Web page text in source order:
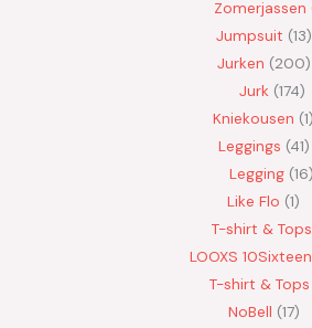
Zomerjassen
Jumpsuit 13
Jurken 200
Jurk 174
Kniekousen 1
Leggings 41
Legging 16
Like Flo 1
T-shirt & Tops
LOOXS 10Sixteen
T-shirt & Tops
NoBell 17